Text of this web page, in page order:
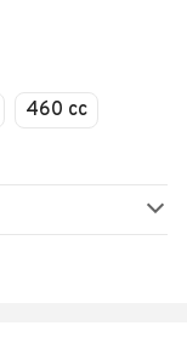
460 cc